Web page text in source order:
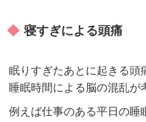
寝すぎによる頭痛
眠りすぎたあとに起きる頭
睡眠時間による脳の混乱が
例えば仕事のある平日の睡